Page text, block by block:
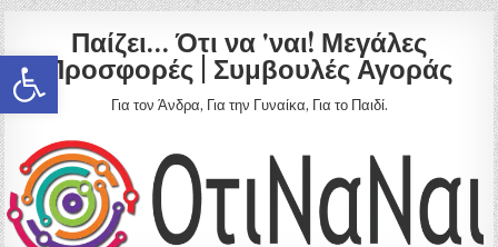
Ανοίξτε τη γραμμή εργαλείων
Skip to content
Παίζει… Ότι να 'ναι! Μεγάλες
Προσφορές | Συμβουλές Αγοράς
Για τον Άνδρα, Για την Γυναίκα, Για το Παιδί.